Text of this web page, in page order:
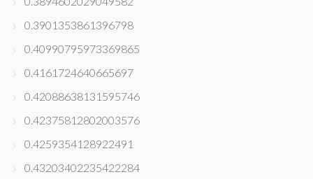
0.3901353861396798
0.40990795973369865
0.4161724640665697
0.42088638131595746
0.42375812802003576
0.4259354128922491
0.43203402235422284